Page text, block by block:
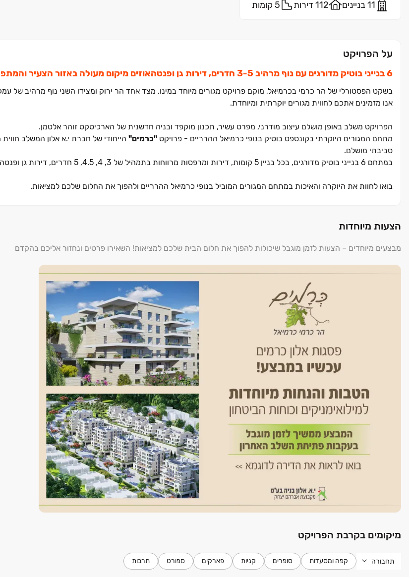
11 בניינים 112 דירות 5 קומות
על הפרויקט
בשקט הפסטורלי של הר כרמי בכרמיאל, מוקם פרויקט מגורים מיוחד במינו. מצד אחד הר ירוק ומצידו השני נוף מרהיב של עמק
אנו מזמינים אתכם לחווית מגורים יוקרתית ומיוחדת.
הפרויקט משלב באופן מושלם עיצוב מודרני, מפרט עשיר, תכנון מוקפד ובניה חדשנית של הארכיטקט זוהר אלטמן.
מתחם המגורים היוקרתי בקונספט בוטיק בנופי כרמיאל ההרריים - פרויקט "כרמים" הייחודי של חברת י.א אלון המשלב חווית
סביבתי מושלם.
במתחם ‏6 בנייני בוטיק מדורגים, בכל בניין ‏5 קומות, דירות ומרפסות מרווחות בתמהיל של ‏3, ‏4, ‏4.5, ‏5 חדרים, דירות גן ופנטהאוזים.
בואו לחוות את היוקרה והאיכות במתחם המגורים המוביל בנופי כרמיאל ההרריים ולהפוך את החלום שלכם למציאות.
הצעות מיוחדות
מבצעים מיוחדים – הצעות לזמן מוגבל שיכולות להפוך את חלום הבית שלכם למציאות! השאירו פרטים ונחזור אליכם בהקדם
מיקומים בקרבת הפרויקט
תחבורה קפה ומסעדות סופרים קניות פארקים ספורט תרבות